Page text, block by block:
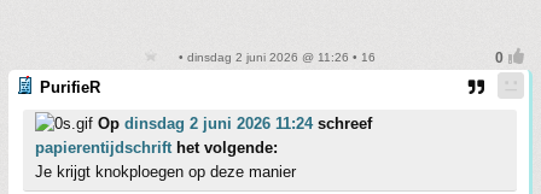
• dinsdag 2 juni 2026 @ 11:26 • 16
PurifieR
Op dinsdag 2 juni 2026 11:24schreef
papierentijdschrift het volgende:
Je krijgt knokploegen op deze manier